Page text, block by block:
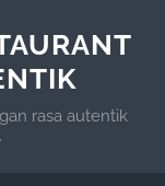
rasa autentik